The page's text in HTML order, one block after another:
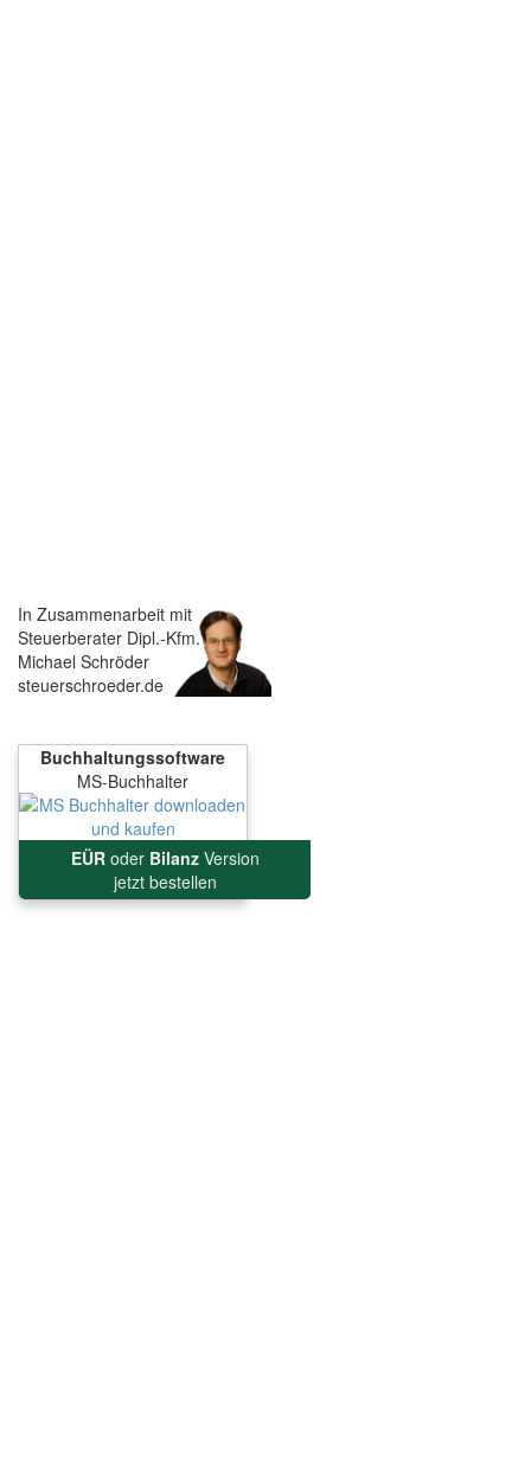
In Zusammenarbeit mit
Steuerberater Dipl.-Kfm.
Michael Schröder
steuerschroeder.de
Buchhaltungssoftware
MS-Buchhalter
EÜRoder BilanzVersion
jetzt bestellen